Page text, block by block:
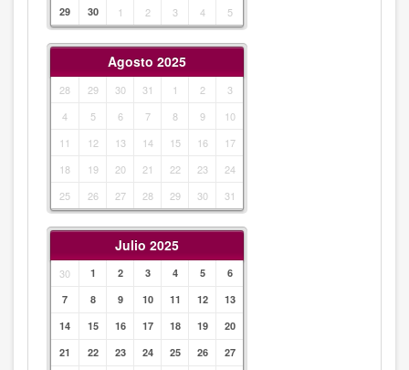
29
30 1 2 3 4 5
Agosto 2025
28 29 30 31 1 2
3
4
5 6 7 8 9
10
11
12 13 14 15 16
17
18
19 20 21 22 23
24
25
26 27 28 29 30 31
Julio 2025
30 1 2 3 4 5
6
7
8 9 10 11 12
13
14
15 16 17 18 19
20
21
22 23 24 25 26
27